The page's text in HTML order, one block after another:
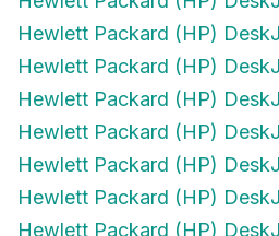
Hewlett Packard (HP)
Hewlett Packard (HP)
Hewlett Packard (HP)
Hewlett Packard (HP)
Hewlett Packard (HP)
Hewlett Packard (HP)
Hewlett Packard (HP)